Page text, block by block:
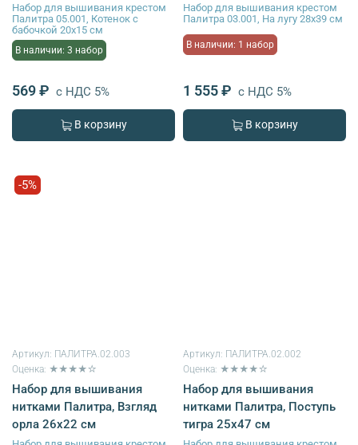
Набор для вышивания крестом
Палитра 05.001, Котенок с
бабочкой 20х15 см
В наличии: 3 набор
569 ₽ с НДС 5%
В корзину
Набор для вышивания крестом
Палитра 03.001, На лугу 28х39 см
В наличии: 1 набор
1 555 ₽ с НДС 5%
В корзину
-5%
Артикул: ПАЛИТРА.02.003
Оценка: ★★★★☆
Набор для вышивания
нитками Палитра, Взгляд
орла 26х22 см
Артикул: ПАЛИТРА.02.002
Оценка: ★★★★☆
Набор для вышивания
нитками Палитра, Поступь
тигра 25х47 см